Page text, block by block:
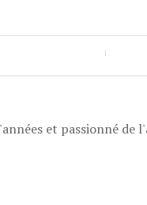
et passionné